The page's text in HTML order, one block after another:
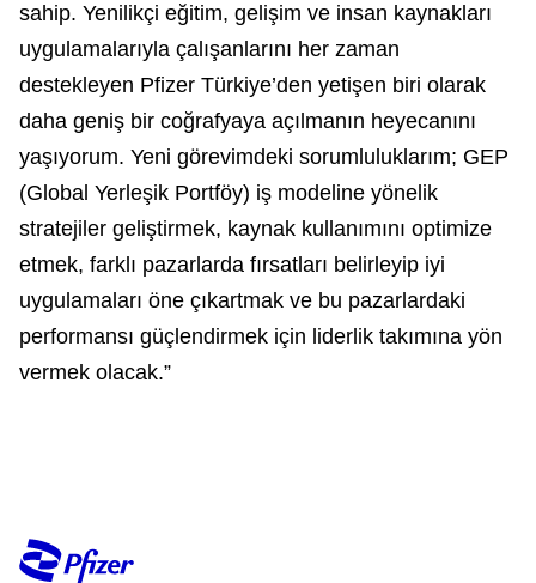
sahip. Yenilikçi eğitim, gelişim ve insan kaynakları
uygulamalarıyla çalışanlarını her zaman
destekleyen Pfizer Türkiye’den yetişen biri olarak
daha geniş bir coğrafyaya açılmanın heyecanını
yaşıyorum. Yeni görevimdeki sorumluluklarım; GEP
(Global Yerleşik Portföy) iş modeline yönelik
stratejiler geliştirmek, kaynak kullanımını optimize
etmek, farklı pazarlarda fırsatları belirleyip iyi
uygulamaları öne çıkartmak ve bu pazarlardaki
performansı güçlendirmek için liderlik takımına yön
vermek olacak.”